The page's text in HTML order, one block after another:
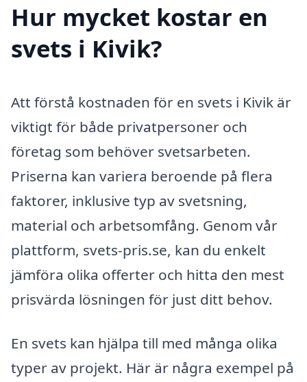
Hur mycket kostar en
svets i Kivik?
Att förstå kostnaden för en svets i Kivik är
viktigt för både privatpersoner och
företag som behöver svetsarbeten.
Priserna kan variera beroende på flera
faktorer, inklusive typ av svetsning,
material och arbetsomfång. Genom vår
plattform, svets-pris.se, kan du enkelt
jämföra olika offerter och hitta den mest
prisvärda lösningen för just ditt behov.
En svets kan hjälpa till med många olika
typer av projekt. Här är några exempel på